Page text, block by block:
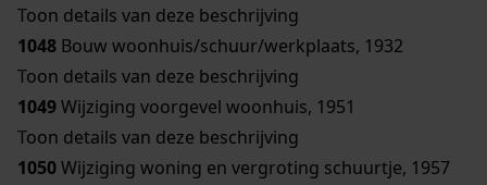
Toon details van deze beschrijving
1048 Bouw woonhuis/schuur/werkplaats, 1932
Toon details van deze beschrijving
1049Wijziging voorgevel woonhuis, 1951
Toon details van deze beschrijving
1050Wijziging woning en vergroting schuurtje, 1957